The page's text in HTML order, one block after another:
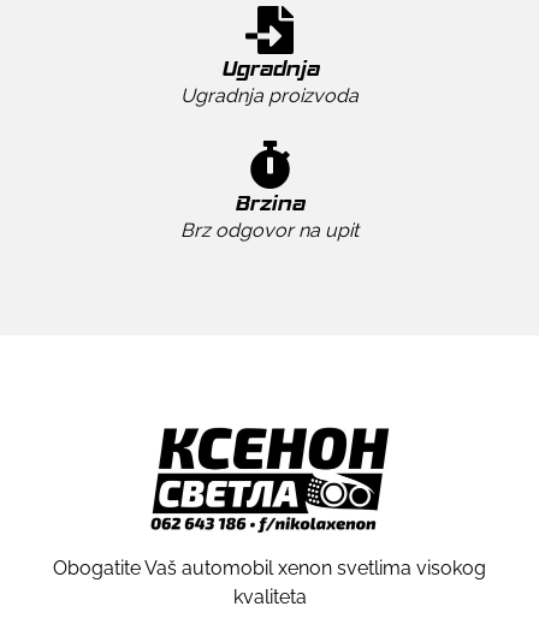
Ugradnja
Ugradnja proizvoda
Brzina
Brz odgovor na upit
Obogatite Vaš automobil xenon svetlima visokog
kvaliteta